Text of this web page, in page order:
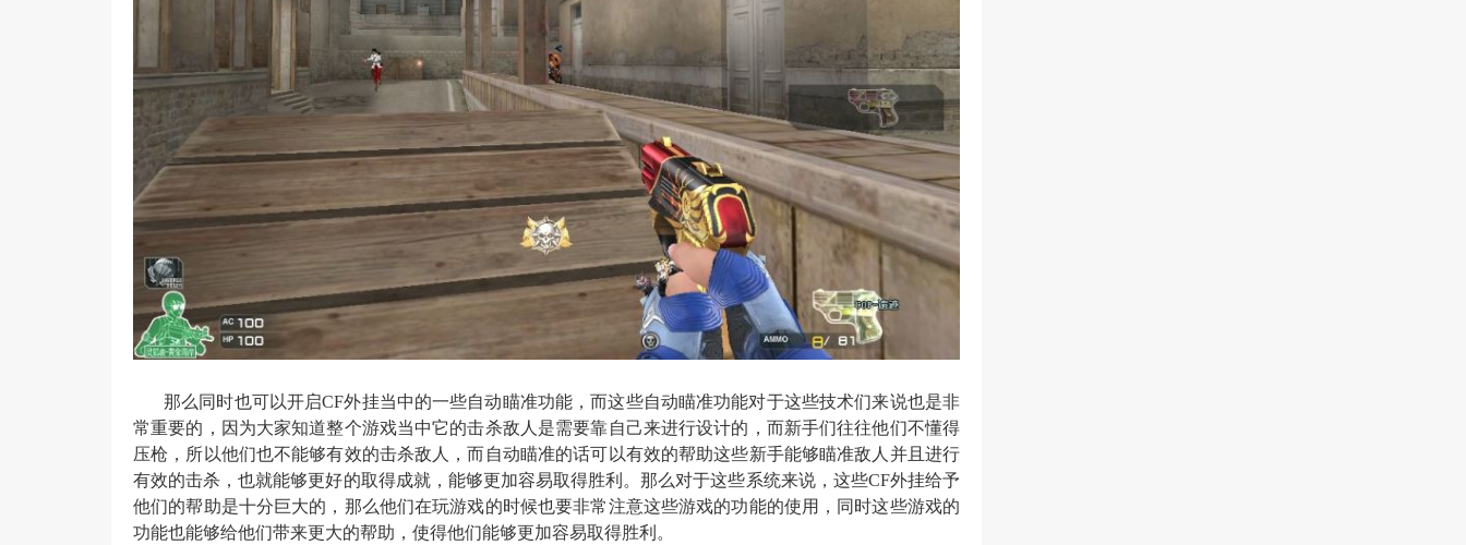
那么同时也可以开启CF外挂当中的一些自动瞄准功能，而这些自动瞄准功能对于这些技术们来说也是非
常重要的，因为大家知道整个游戏当中它的击杀敌人是需要靠自己来进行设计的，而新手们往往他们不懂得
压枪，所以他们也不能够有效的击杀敌人，而自动瞄准的话可以有效的帮助这些新手能够瞄准敌人并且进行
有效的击杀，也就能够更好的取得成就，能够更加容易取得胜利。那么对于这些系统来说，这些CF外挂给予
他们的帮助是十分巨大的，那么他们在玩游戏的时候也要非常注意这些游戏的功能的使用，同时这些游戏的
功能也能够给他们带来更大的帮助，使得他们能够更加容易取得胜利。